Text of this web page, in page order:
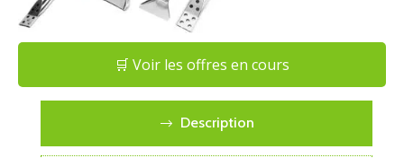
🛒 Voir les offres en cours
Description